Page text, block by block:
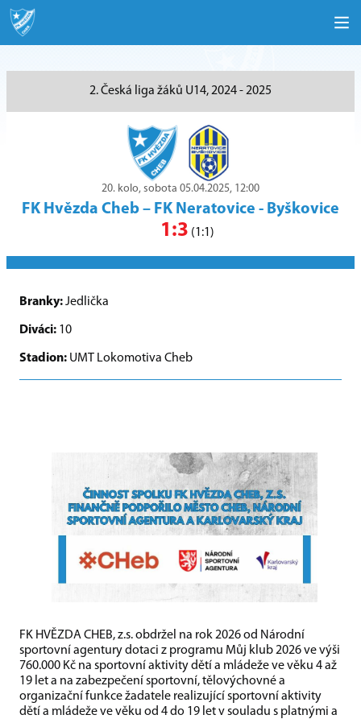
2. Česká liga žáků U14, 2024 - 2025
20. kolo, sobota 05.04.2025, 12:00
FK Hvězda Cheb – FK Neratovice - Byškovice
1:3 (1:1)
Branky:Jedlička
Diváci: 10
Stadion: UMT Lokomotiva Cheb
FK HVĚZDA CHEB, z.s. obdržel na rok 2026 od Národní
sportovní agentury dotaci z programu Můj klub 2026 ve výši
760.000 Kč na sportovní aktivity dětí a mládeže ve věku 4 až
19 let a na zabezpečení sportovní, tělovýchovné a
organizační funkce žadatele realizující sportovní aktivity
dětí a mládeže ve věku od 4 do 19 let v souladu s platnými a